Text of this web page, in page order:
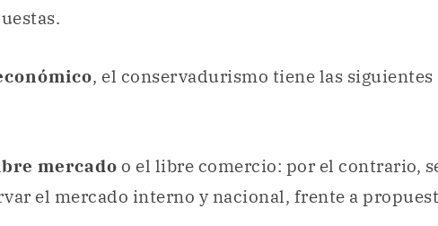
, el conservadurismo tiene las siguientes
mercado o el libre comercio: por el contrario,
el mercado interno y nacional, frente a